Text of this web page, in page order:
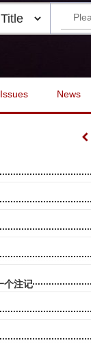
News
个注记